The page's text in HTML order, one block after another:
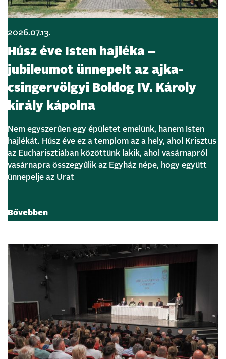
2026.07.13.
Húsz éve Isten hajléka –
jubileumot ünnepelt az ajka-
csingervölgyi Boldog IV. Károly
király kápolna
Nem egyszerűen egy épületet emelünk, hanem Isten
hajlékát. Húsz éve ez a templom az a hely, ahol Krisztus
az Eucharisztiában közöttünk lakik, ahol vasárnapról
vasárnapra összegyűlik az Egyház népe, hogy együtt
ünnepelje az Urat
Bővebben